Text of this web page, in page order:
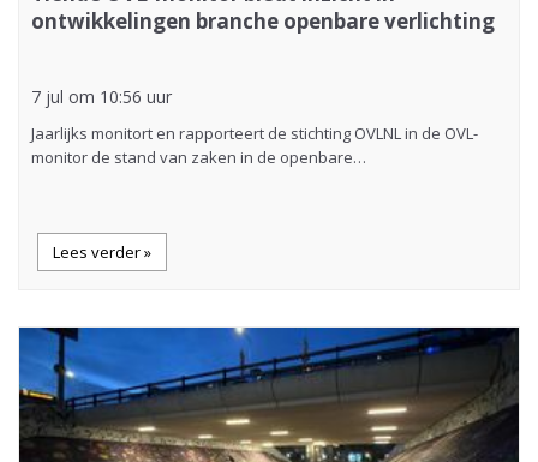
ontwikkelingen branche openbare verlichting
7 jul om 10:56 uur
Jaarlijks monitort en rapporteert de stichting OVLNL in de OVL-
monitor de stand van zaken in de openbare…
Lees verder »